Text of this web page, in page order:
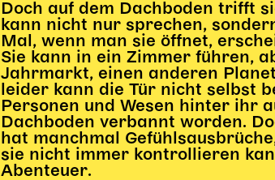
Doch auf dem Dachboden trifft
kann nicht nur sprechen,
Mal, wenn man sie öffnet,
Sie kann in ein Zimmer führen,
Jahrmarkt, einen anderen
leider kann die Tür nicht selbst
Personen und Wesen hinter ihr
Dachboden verbannt worden.
hat manchmal
sie nicht immer kontrollieren
Abenteuer.